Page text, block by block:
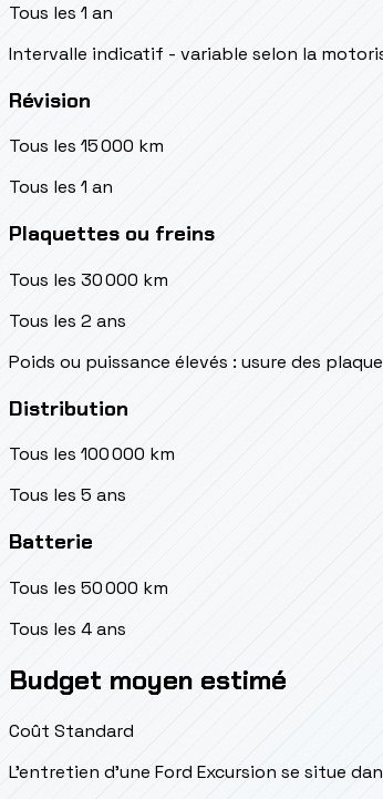
Tous les 1 an
Intervalle indicatif - variable selon la
Révision
Tous les 15 000 km
Tous les 1 an
Plaquettes ou freins
Tous les 30 000 km
Tous les 2 ans
Poids ou puissance élevés : usure des
Distribution
Tous les 100 000 km
Tous les 5 ans
Batterie
Tous les 50 000 km
Tous les 4 ans
Budget moyen estimé
Coût Standard
L'entretien d'une Ford Excursion se situe